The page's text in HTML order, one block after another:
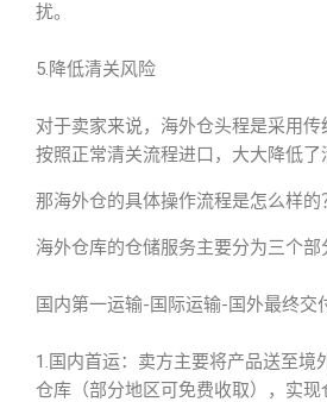
扰。
5.降低清关风险
对于卖家来说，海外仓头程是采用传
按照正常清关流程进口，大大降低了
那海外仓的具体操作流程是怎么样的
海外仓库的仓储服务主要分为三个部
国内第一运输-国际运输-国外最终交
1.国内首运：卖方主要将产品送至境
仓库（部分地区可免费收取），实